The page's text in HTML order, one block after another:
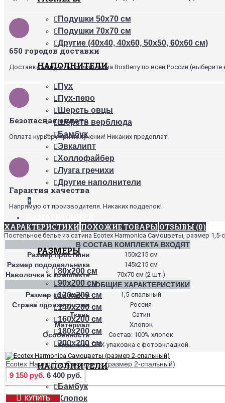
Подушки 50х70 см
Подушки 70х70 см
Другие (40х40, 40х60, 50х50, 60х60 см)
НАПОЛНИТЕЛИ
Пух
Пух-перо
Шерсть овцы
Шерсть верблюда
Бамбук
Эвкалипт
Холлофайбер
Лузга гречихи
Другие наполнители
+
РАЗМЕРЫ
80х200 см
90х200 см
120х200 см
140х200 см
160х200 см
180х200 см
200х200 см
НАПОЛНИТЕЛИ
Бамбук
Хлопок
650 городов доставки
Доставка на пункты самовывоза BoxBerry по всей России (выберите
Безопасная оплата
Оплата курьеру при получении! Никаких предоплат!
Гарантия качества
Напрямую от производителя. Никаких подделок!
ХАРАКТЕРИСТИКИ ПОХОЖИЕ ТОВАРЫ ОТЗЫВЫ (0)
Постельное белье из сатина Ecotex Harmonica Самоцветы, размер
В СОСТАВ КОМПЛЕКТА ВХОДЯТ
Размер простыни
150х215 см
Размер пододеяльника 145х215 см
Наволочки в комплекте 70х70 см (2 шт.)
ОБЩИЕ ХАРАКТЕРИСТИКИ
Размер комплекта
1,5-спальный
Страна производства Россия
Ткань Сатин
Материал Хлопок
Особенности Состав: 100% хлопок
Упаковка ПВХ-упаковка с фотовкладкой.
Ecotex Harmonica Самоцветы (размер 2-спальный)
9 150 руб. 6 400 руб.
КУПИТЬ